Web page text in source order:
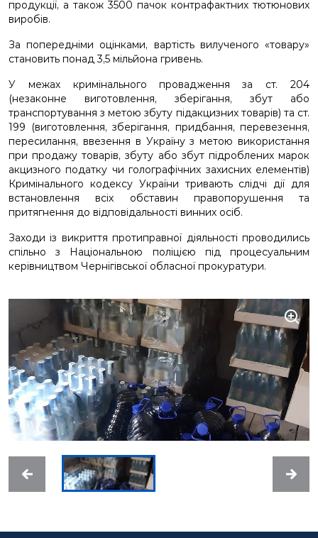
продукції, а також 3500 пачок контрафактних тютюнових
виробів.
За попередніми оцінками, вартість вилученого «товару»
становить понад 3,5 мільйона гривень.
У межах кримінального провадження за ст. 204
(незаконне виготовлення, зберігання, збут або
транспортування з метою збуту підакцизних товарів) та ст.
199 (виготовлення, зберігання, придбання, перевезення,
пересилання, ввезення в Україну з метою використання
при продажу товарів, збуту або збут підроблених марок
акцизного податку чи голографічних захисних елементів)
Кримінального кодексу України тривають слідчі дії для
встановлення всіх обставин правопорушення та
притягнення до відповідальності винних осіб.
Заходи із викриття протиправної діяльності проводились
спільно з Національною поліцією під процесуальним
керівництвом Чернігівської обласної прокуратури.